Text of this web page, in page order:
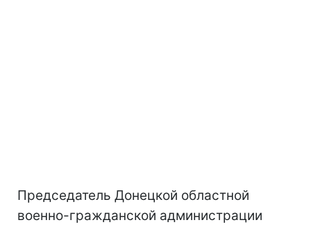
Председатель Донецкой областной
военно-гражданской администрации